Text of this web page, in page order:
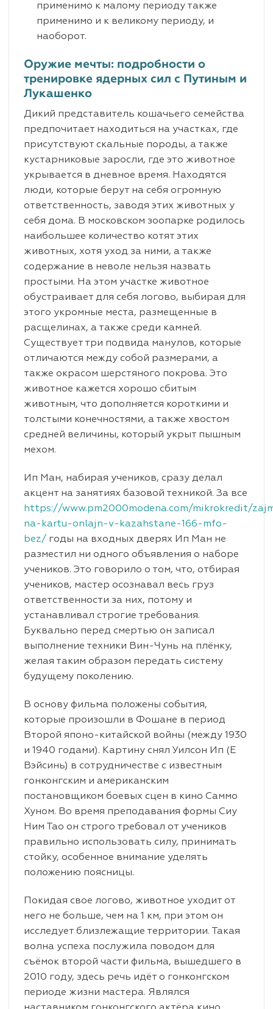
применимо к малому периоду также
применимо и к великому периоду, и
наоборот.
Оружие мечты: подробности о
тренировке ядерных сил с Путиным и
Лукашенко
Дикий представитель кошачьего семейства
предпочитает находиться на участках, где
присутствуют скальные породы, а также
кустарниковые заросли, где это животное
укрывается в дневное время. Находятся
люди, которые берут на себя огромную
ответственность, заводя этих животных у
себя дома. В московском зоопарке родилось
наибольшее количество котят этих
животных, хотя уход за ними, а также
содержание в неволе нельзя назвать
простыми. На этом участке животное
обустраивает для себя логово, выбирая для
этого укромные места, размещенные в
расщелинах, а также среди камней.
Существует три подвида манулов, которые
отличаются между собой размерами, а
также окрасом шерстяного покрова. Это
животное кажется хорошо сбитым
животным, что дополняется короткими и
толстыми конечностями, а также хвостом
средней величины, который укрыт пышным
мехом.
Ип Ман, набирая учеников, сразу делал
акцент на занятиях базовой техникой. За все
https://www.pm2000modena.com/mikrokredit/
na-kartu-onlajn-v-kazahstane-166-mfo-
bez/ годы на входных дверях Ип Ман не
разместил ни одного объявления о наборе
учеников. Это говорило о том, что, отбирая
учеников, мастер осознавал весь груз
ответственности за них, потому и
устанавливал строгие требования.
Буквально перед смертью он записал
выполнение техники Вин-Чунь на плёнку,
желая таким образом передать систему
будущему поколению.
В основу фильма положены события,
которые произошли в Фошане в период
Второй японо-китайской войны (между 1930
и 1940 годами). Картину снял Уилсон Ип (Е
Вэйсинь) в сотрудничестве с известным
гонконгским и американским
постановщиком боевых сцен в кино Саммо
Хуном. Во время преподавания формы Сиу
Ним Тао он строго требовал от учеников
правильно использовать силу, принимать
стойку, особенное внимание уделять
положению поясницы.
Покидая свое логово, животное уходит от
него не больше, чем на 1 км, при этом он
исследует близлежащие территории. Такая
волна успеха послужила поводом для
съёмок второй части фильма, вышедшего в
2010 году, здесь речь идёт о гонконгском
периоде жизни мастера. Являлся